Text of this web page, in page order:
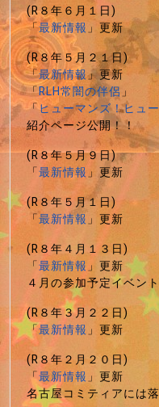
(R８年６月１日)
「最新情報」更新
(R８年５月２１日)
「最新情報」更新
「RLH常闇の伴侶」
「ヒューマンズ！ヒュ
紹介ページ公開！！
(R８年５月９日)
「最新情報」更新
(R８年５月１日)
「最新情報」更新
(R８年４月１３日)
「最新情報」更新
４月の参加予定イベン
(R８年３月２２日)
「最新情報」更新
(R８年２月２０日)
「最新情報」更新
名古屋コミティアには落